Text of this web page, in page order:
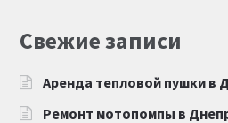
Свежие записи
Аренда тепловой пушки в
Ремонт мотопомпы в